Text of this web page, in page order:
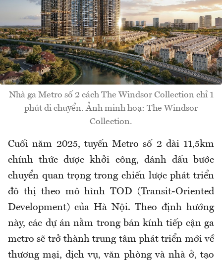
Nhà ga Metro số 2 cách The Windsor Collection chỉ 1
phút di chuyển. Ảnh minh hoạ: The Windsor
Collection.
Cuối năm 2025, tuyến Metro số 2 dài 11,5km
chính thức được khởi công, đánh dấu bước
chuyển quan trọng trong chiến lược phát triển
đô thị theo mô hình TOD (Transit-Oriented
Development) của Hà Nội. Theo định hướng
này, các dự án nằm trong bán kính tiếp cận ga
metro sẽ trở thành trung tâm phát triển mới về
thương mại, dịch vụ, văn phòng và nhà ở, tạo